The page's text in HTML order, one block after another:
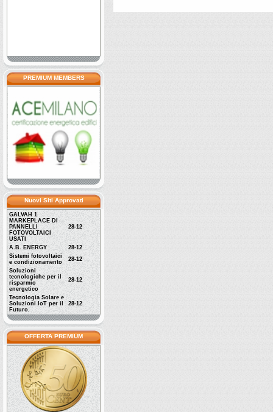
PREMIUM MEMBERS
Nuovi Siti Approvati
GALVAH 1
MARKEPLACE DI
PANNELLI
FOTOVOLTAICI
USATI
28-12
A.B. ENERGY
28-12
Sistemi fotovoltaici
e condizionamento
28-12
Soluzioni
tecnologiche per il
risparmio
energetico
28-12
Tecnologia Solare e
Soluzioni IoT per il
Futuro.
28-12
OFFERTA PREMIUM